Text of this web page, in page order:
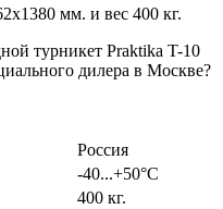
мм. и вес 400 кг.
турникет Praktika T-10
дилера в Москве?
Россия
-40...+50°С
400 кг.